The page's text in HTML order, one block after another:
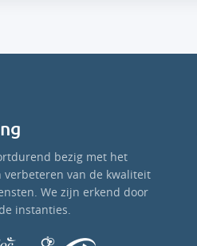
bezig met het
verbeteren van de kwaliteit
We zijn erkend door
instanties.